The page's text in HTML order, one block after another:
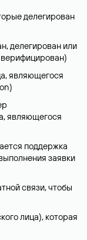
делегирован
делегирован или
являющегося
являющегося
поддержка
заявки
связи, чтобы
лица), которая